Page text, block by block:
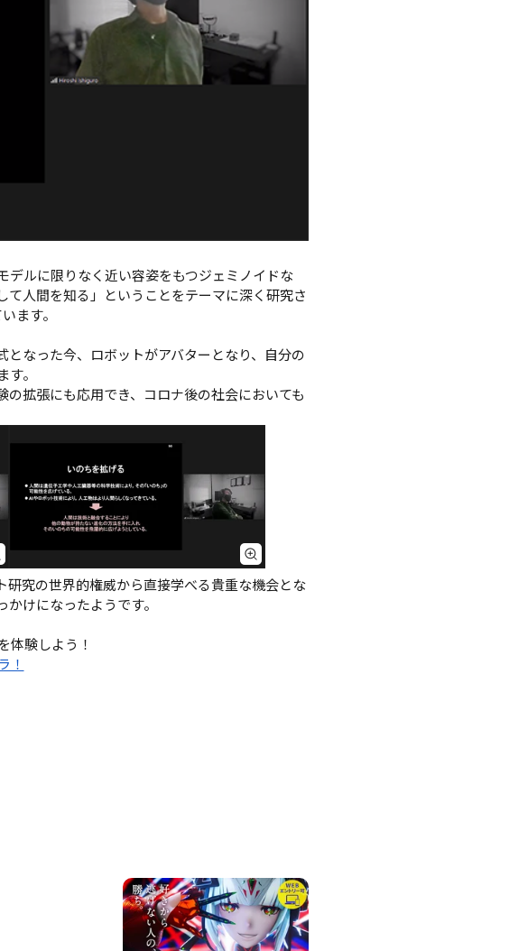
ルに限りなく近い容姿をもつジェミノイドな
人間を知る」ということをテーマに深く研究さ
ます。
なった今、ロボットがアバターとなり、自分の
。
拡張にも応用でき、コロナ後の社会においても
究の世界的権威から直接学べる貴重な機会とな
けになったようです。
体験しよう！
！